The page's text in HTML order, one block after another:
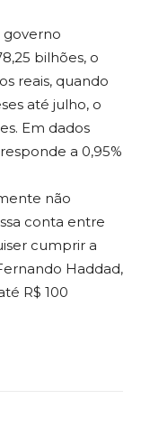
governo
bilhões, o
reais, quando
até julho, o
Em dados
a 0,95%
não
conta entre
cumprir a
Haddad,
R$ 100